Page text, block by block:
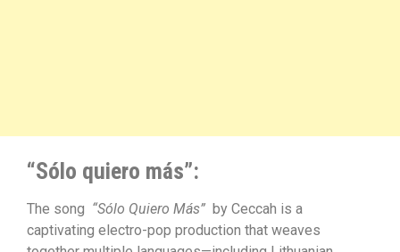
“Sólo quiero más”:
The song “Sólo Quiero Más” by Ceccah is a
captivating electro-pop production that weaves